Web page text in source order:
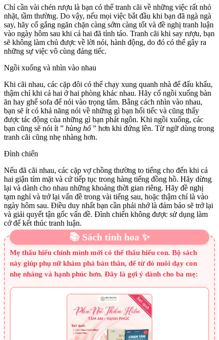
Chỉ cần vài chén rượu là bạn có thể tranh cãi về những việc rất nhỏ
nhặt, tầm thường. Do vậy, nếu mọi việc bắt đầu khi bạn đã ngà ngà
say, hãy cố gắng ngăn chặn càng sớm càng tốt và đề nghị tranh luận
vào ngày hôm sau khi cả hai đã tỉnh táo. Tranh cãi khi say rượu, bạn
sẽ không làm chủ được về lời nói, hành động, do đó có thể gây ra
những sự việc vô cùng đáng tiếc.
Ngồi xuống và nhìn vào nhau
Khi cãi nhau, các cặp đôi có thể chạy xung quanh nhà để đấu khẩu,
thậm chí khi cả hai ở hai phòng khác nhau. Hãy cố ngồi xuống bàn
ăn hay ghế sofa để nói vào trọng tâm. Bằng cách nhìn vào nhau,
bạn sẽ ít có khả năng nói về những gì bạn hối tiếc và cũng thấy
được tác động của những gì bạn phát ngôn. Khi ngồi xuống, các
bạn cũng sẽ nói ít ” hùng hổ” hơn khi đứng lên. Từ ngữ dùng trong
tranh cãi cũng nhẹ nhàng hơn.
Đình chiến
Nếu đã cãi nhau, các cặp vợ chồng thường to tiếng cho đến khi cả
hai giận tím mặt và cứ tiếp tục trong hàng tiếng đồng hồ. Hãy dừng
lại và dành cho nhau những khoảng thời gian riêng. Hãy đề nghị
tạm nghỉ và trở lại vấn đề trong vài tiếng sau, hoặc thậm chí là vào
ngày hôm sau. Điều duy nhất bạn cần phải nhớ là đảm bảo sẽ trở lại
và giải quyết tận gốc vấn đề. Đình chiến không được sử dụng làm
cớ để kết thúc tranh luận.
📚 Sách tinh hoa ✨
Mẹ thấu hiểu chính mình mới có thể thấu hiểu con. Bộ sách
này giúp phụ nữ khám phá bản thân, để từ đó nuôi dạy con
nhẹ nhàng và hạnh phúc hơn. Đây là gợi ý dành cho ba mẹ: